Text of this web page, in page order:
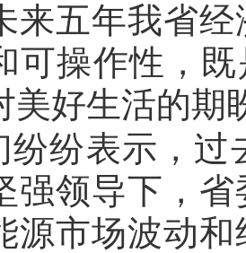
来五年我省
可操作性，
美好生活的期
纷纷表示，过
强领导下，
源市场波动